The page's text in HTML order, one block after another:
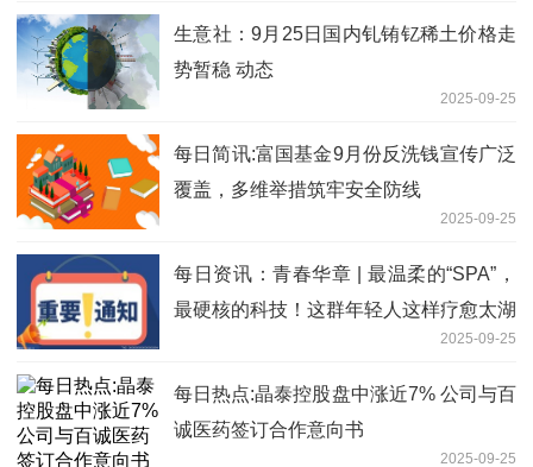
生意社：9月25日国内钆铕钇稀土价格走
势暂稳 动态
2025-09-25
每日简讯:富国基金9月份反洗钱宣传广泛
覆盖，多维举措筑牢安全防线
2025-09-25
每日资讯：青春华章 | 最温柔的“SPA”，
最硬核的科技！这群年轻人这样疗愈太湖
2025-09-25
每日热点:晶泰控股盘中涨近7% 公司与百
诚医药签订合作意向书
2025-09-25